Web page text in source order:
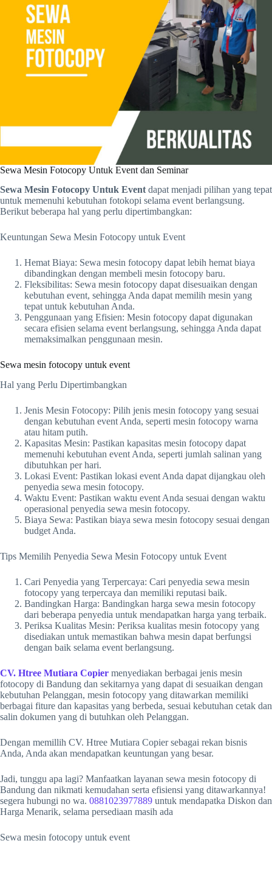
Sewa Mesin Fotocopy Untuk Event dan Seminar
Sewa Mesin Fotocopy Untuk Eventdapat menjadi pilihan yang tepat
untuk memenuhi kebutuhan fotokopi selama event berlangsung.
Berikut beberapa hal yang perlu dipertimbangkan:
Keuntungan Sewa Mesin Fotocopy untuk Event
Hemat Biaya: Sewa mesin fotocopy dapat lebih hemat biaya
dibandingkan dengan membeli mesin fotocopy baru.
Fleksibilitas: Sewa mesin fotocopy dapat disesuaikan dengan
kebutuhan event, sehingga Anda dapat memilih mesin yang
tepat untuk kebutuhan Anda.
Penggunaan yang Efisien: Mesin fotocopy dapat digunakan
secara efisien selama event berlangsung, sehingga Anda dapat
memaksimalkan penggunaan mesin.
Sewa mesin fotocopy untuk event
Hal yang Perlu Dipertimbangkan
Jenis Mesin Fotocopy: Pilih jenis mesin fotocopy yang sesuai
dengan kebutuhan event Anda, seperti mesin fotocopy warna
atau hitam putih.
Kapasitas Mesin: Pastikan kapasitas mesin fotocopy dapat
memenuhi kebutuhan event Anda, seperti jumlah salinan yang
dibutuhkan per hari.
Lokasi Event: Pastikan lokasi event Anda dapat dijangkau oleh
penyedia sewa mesin fotocopy.
Waktu Event: Pastikan waktu event Anda sesuai dengan waktu
operasional penyedia sewa mesin fotocopy.
Biaya Sewa: Pastikan biaya sewa mesin fotocopy sesuai dengan
budget Anda.
Tips Memilih Penyedia Sewa Mesin Fotocopy untuk Event
Cari Penyedia yang Terpercaya: Cari penyedia sewa mesin
fotocopy yang terpercaya dan memiliki reputasi baik.
Bandingkan Harga: Bandingkan harga sewa mesin fotocopy
dari beberapa penyedia untuk mendapatkan harga yang terbaik.
Periksa Kualitas Mesin: Periksa kualitas mesin fotocopy yang
disediakan untuk memastikan bahwa mesin dapat berfungsi
dengan baik selama event berlangsung.
CV. Htree Mutiara Copier menyediakan berbagai jenis mesin
fotocopy di Bandung dan sekitarnya yang dapat di sesuaikan dengan
kebutuhan Pelanggan, mesin fotocopy yang ditawarkan memiliki
berbagai fiture dan kapasitas yang berbeda, sesuai kebutuhan cetak dan
salin dokumen yang di butuhkan oleh Pelanggan.
Dengan memillih CV. Htree Mutiara Copier sebagai rekan bisnis
Anda, Anda akan mendapatkan keuntungan yang besar.
Jadi, tunggu apa lagi? Manfaatkan layanan sewa mesin fotocopy di
Bandung dan nikmati kemudahan serta efisiensi yang ditawarkannya!
segera hubungi no wa. 0881023977889 untuk mendapatka Diskon dan
Harga Menarik, selama persediaan masih ada
Sewa mesin fotocopy untuk event